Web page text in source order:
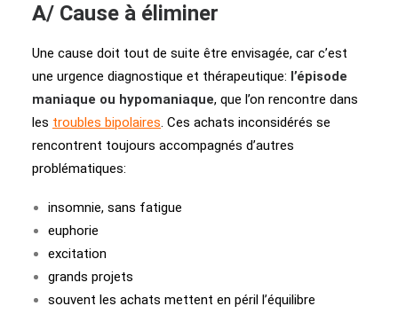
A/ Cause à éliminer
Une cause doit tout de suite être envisagée, car c’est
une urgence diagnostique et thérapeutique: l’épisode
maniaque ou hypomaniaque, que l’on rencontre dans
les troubles bipolaires. Ces achats inconsidérés se
rencontrent toujours accompagnés d’autres
problématiques:
insomnie, sans fatigue
euphorie
excitation
grands projets
souvent les achats mettent en péril l’équilibre